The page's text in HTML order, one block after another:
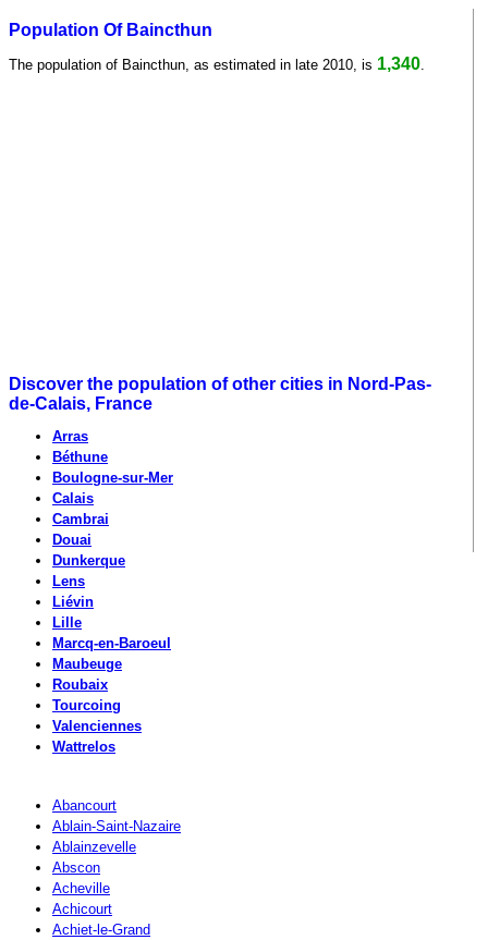
Population Of Baincthun
The population of Baincthun, as estimated in late 2010, is 1,340
Discover the population of other cities in Nord-Pas-
de-Calais, France
Arras
Béthune
Boulogne-sur-Mer
Calais
Cambrai
Douai
Dunkerque
Lens
Liévin
Lille
Marcq-en-Baroeul
Maubeuge
Roubaix
Tourcoing
Valenciennes
Wattrelos
Abancourt
Ablain-Saint-Nazaire
Ablainzevelle
Abscon
Acheville
Achicourt
Achiet-le-Grand